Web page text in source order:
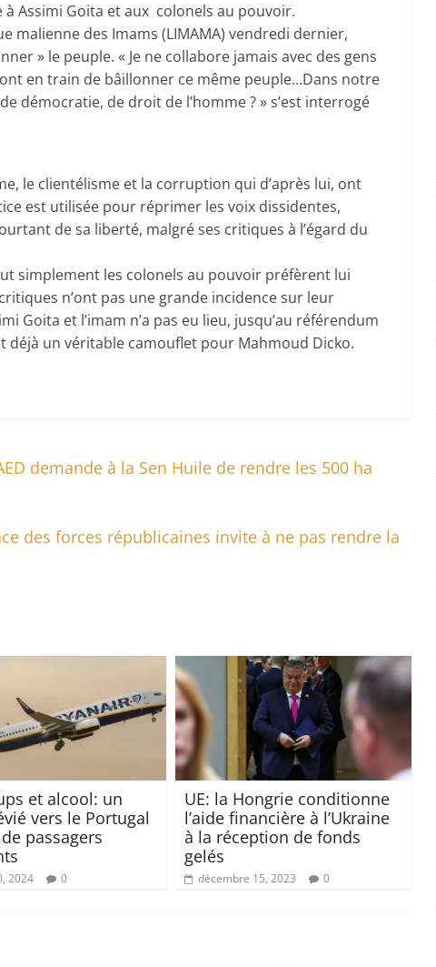
Assimi Goita et aux colonels au pouvoir.
malienne des Imams (LIMAMA) vendredi dernier,
» le peuple. « Je ne collabore jamais avec des gens
en train de bâillonner ce même peuple…Dans notre
démocratie, de droit de l’homme ? » s’est interrogé
le clientélisme et la corruption qui d’après lui, ont
est utilisée pour réprimer les voix dissidentes,
de sa liberté, malgré ses critiques à l’égard du
simplement les colonels au pouvoir préfèrent lui
n’ont pas une grande incidence sur leur
Goita et l’imam n’a pas eu lieu, jusqu’au référendum
déjà un véritable camouflet pour Mahmoud Dicko.
demande à la Sen Huile de rendre les 500 ha
des forces républicaines invite à ne pas rendre la
et alcool: un
vers le Portugal
passagers
2024 0
UE: la Hongrie conditionne
l’aide financière à l’Ukraine
à la réception de fonds
gelés
décembre 15, 2023 0